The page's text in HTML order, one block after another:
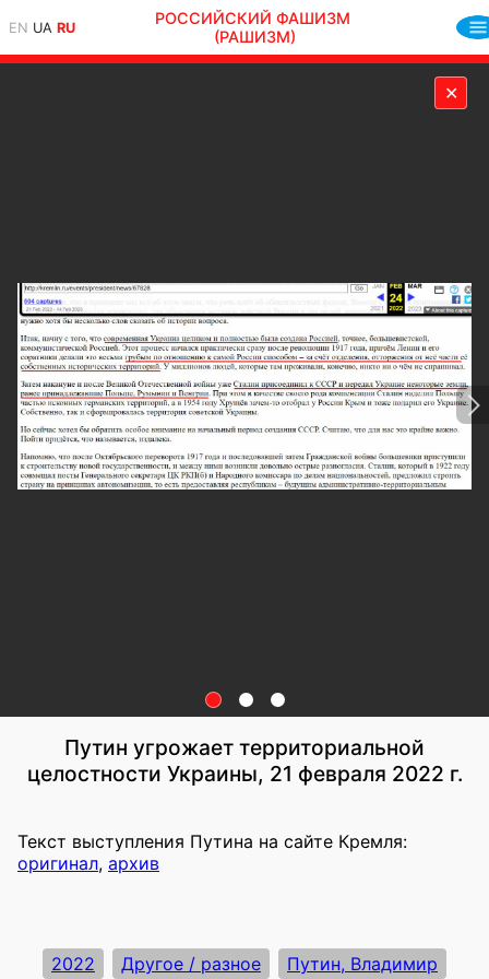
EN UA RU
РОССИЙСКИЙ ФАШИЗМ
(РАШИЗМ)
✕
Путин угрожает территориальной
целостности Украины, 21 февраля 2022 г.
Текст выступления Путина на сайте Кремля:
оригинал, архив
2022 Другое / разное Путин, Владимир